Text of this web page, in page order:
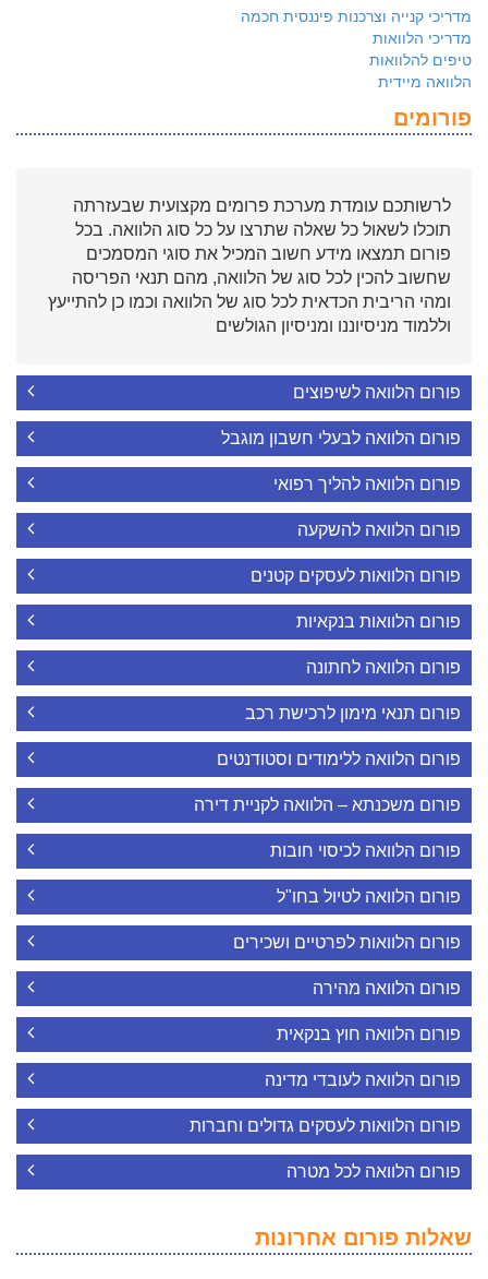
מדריכי קנייה וצרכנות פיננסית חכמה
מדריכי הלוואות
טיפים להלוואות
הלוואה מיידית
פורומים
לרשותכם עומדת מערכת פרומים מקצועית שבעזרתה
תוכלו לשאול כל שאלה שתרצו על כל סוג הלוואה. בכל
פורום תמצאו מידע חשוב המכיל את סוגי המסמכים
שחשוב להכין לכל סוג של הלוואה, מהם תנאי הפריסה
ומהי הריבית הכדאית לכל סוג של הלוואה וכמו כן להתייעץ
וללמוד מניסיוננו ומניסיון הגולשים
פורום הלוואה לשיפוצים
פורום הלוואה לבעלי חשבון מוגבל
פורום הלוואה להליך רפואי
פורום הלוואה להשקעה
פורום הלוואות לעסקים קטנים
פורום הלוואות בנקאיות
פורום הלוואה לחתונה
פורום תנאי מימון לרכישת רכב
פורום הלוואה ללימודים וסטודנטים
פורום משכנתא – הלוואה לקניית דירה
פורום הלוואה לכיסוי חובות
פורום הלוואה לטיול בחו"ל
פורום הלוואות לפרטיים ושכירים
פורום הלוואה מהירה
פורום הלוואה חוץ בנקאית
פורום הלוואה לעובדי מדינה
פורום הלוואות לעסקים גדולים וחברות
פורום הלוואה לכל מטרה
שאלות פורום אחרונות